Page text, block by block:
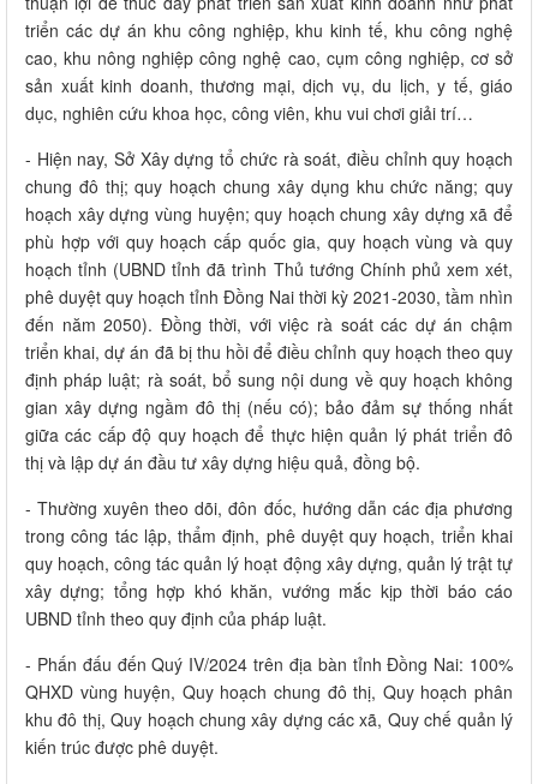
triển các dự án khu công nghiệp, khu kinh tế, khu công nghệ
cao, khu nông nghiệp công nghệ cao, cụm công nghiệp, cơ sở
sản xuất kinh doanh, thương mại, dịch vụ, du lịch, y tế, giáo
dục, nghiên cứu khoa học, công viên, khu vui chơi giải trí…
- Hiện nay, Sở Xây dựng tổ chức rà soát, điều chỉnh quy hoạch
chung đô thị; quy hoạch chung xây dụng khu chức năng; quy
hoạch xây dựng vùng huyện; quy hoạch chung xây dựng xã để
phù hợp với quy hoạch cấp quốc gia, quy hoạch vùng và quy
hoạch tỉnh (UBND tỉnh đã trình Thủ tướng Chính phủ xem xét,
phê duyệt quy hoạch tỉnh Đồng Nai thời kỳ 2021-2030, tầm nhìn
đến năm 2050). Đồng thời, với việc rà soát các dự án chậm
triển khai, dự án đã bị thu hồi để điều chỉnh quy hoạch theo quy
định pháp luật; rà soát, bổ sung nội dung về quy hoạch không
gian xây dựng ngầm đô thị (nếu có); bảo đảm sự thống nhất
giữa các cấp độ quy hoạch để thực hiện quản lý phát triển đô
thị và lập dự án đầu tư xây dựng hiệu quả, đồng bộ.
- Thường xuyên theo dõi, đôn đốc, hướng dẫn các địa phương
trong công tác lập, thẩm định, phê duyệt quy hoạch, triển khai
quy hoạch, công tác quản lý hoạt động xây dựng, quản lý trật tự
xây dựng; tổng hợp khó khăn, vướng mắc kịp thời báo cáo
UBND tỉnh theo quy định của pháp luật.
- Phấn đấu đến Quý IV/2024 trên địa bàn tỉnh Đồng Nai: 100%
QHXD vùng huyện, Quy hoạch chung đô thị, Quy hoạch phân
khu đô thị, Quy hoạch chung xây dựng các xã, Quy chế quản lý
kiến trúc được phê duyệt.